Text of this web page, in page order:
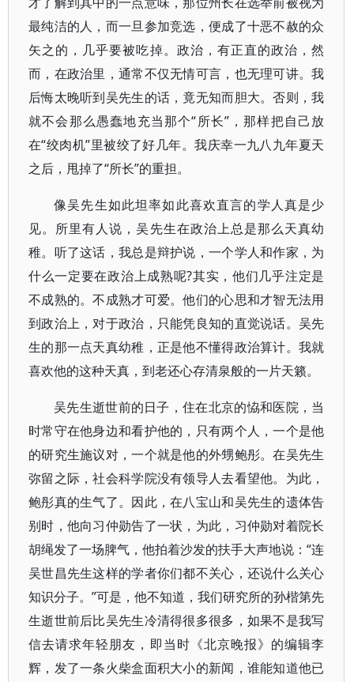
最纯洁的人，而一旦参加竞选，便成了十恶不赦的众
矢之的，几乎要被吃掉。政治，有正直的政治，然
而，在政治里，通常不仅无情可言，也无理可讲。我
后悔太晚听到吴先生的话，竟无知而胆大。否则，我
就不会那么愚蠢地充当那个“所长”，那样把自己放
在“绞肉机”里被绞了好几年。我庆幸一九八九年夏天
之后，甩掉了“所长”的重担。
像吴先生如此坦率如此喜欢直言的学人真是少
见。所里有人说，吴先生在政治上总是那么天真幼
稚。听了这话，我总是辩护说，一个学人和作家，为
什么一定要在政治上成熟呢?其实，他们几乎注定是
不成熟的。不成熟才可爱。他们的心思和才智无法用
到政治上，对于政治，只能凭良知的直觉说话。吴先
生的那一点天真幼稚，正是他不懂得政治算计。我就
喜欢他的这种天真，到老还心存清泉般的一片天籁。
吴先生逝世前的日子，住在北京的恊和医院，当
时常守在他身边和看护他的，只有两个人，一个是他
的研究生施议对，一个就是他的外甥鲍彤。在吴先生
弥留之际，社会科学院没有领导人去看望他。为此，
鲍彤真的生气了。因此，在八宝山和吴先生的遗体告
别时，他向习仲勋告了一状，为此，习仲勋对着院长
胡绳发了一场脾气，他拍着沙发的扶手大声地说：“连
吴世昌先生这样的学者你们都不关心，还说什么关心
知识分子。”可是，他不知道，我们研究所的孙楷第先
生逝世前后比吴先生冷清得很多很多，如果不是我写
信去请求年轻朋友，即当时《北京晚报》的编辑李
辉，发了一条火柴盒面积大小的新闻，谁能知道他已